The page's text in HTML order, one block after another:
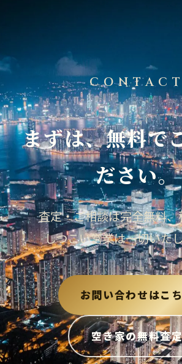
CONTACT
まずは、無料で
ださい。
査定・ご相談は完全無料
しつこい営業は一切いた
お問い合わせはこ
空き家の無料査